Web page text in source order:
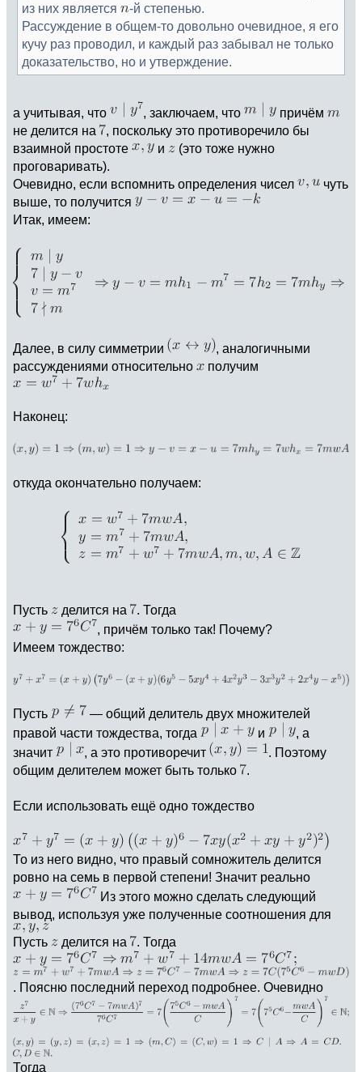
из них является
-й степенью.
Рассуждение в общем-то довольно очевидное, я его
кучу раз проводил, и каждый раз забывал не только
доказательство, но и утверждение.
а учитывая, что , заключаем, что
причём
не делится на
, поскольку это противоречило бы
взаимной простоте
и
(это тоже нужно
проговаривать).
Очевидно, если вспомнить определения чисел
чуть
выше, то получится
Итак, имеем:
Далее, в силу симметрии
, аналогичными
рассуждениями относительно
получим
Наконец:
откуда окончательно получаем:
Пусть делится на
. Тогда
, причём только так! Почему?
Имеем тождество:
Пусть
— общий делитель двух множителей
правой части тождества, тогда
и
, а
значит
, а это противоречит
. Поэтому
общим делителем может быть только
.
Если использовать ещё одно тождество
То из него видно, что правый сомножитель делится
ровно на семь в первой степени! Значит реально
Из этого можно сделать следующий
вывод, используя уже полученные соотношения для
Пусть
делится на . Тогда
. Поясню последний переход подробнее. Очевидно
Тогда